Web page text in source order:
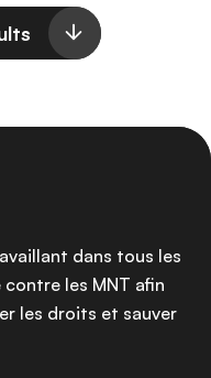
dans tous les
les MNT afin
les droits et sauver